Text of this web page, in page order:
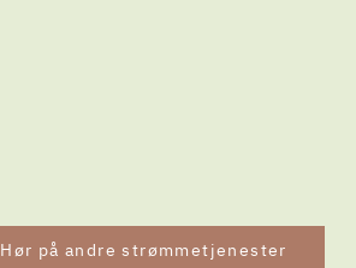
Hør på andre strømmetjenester